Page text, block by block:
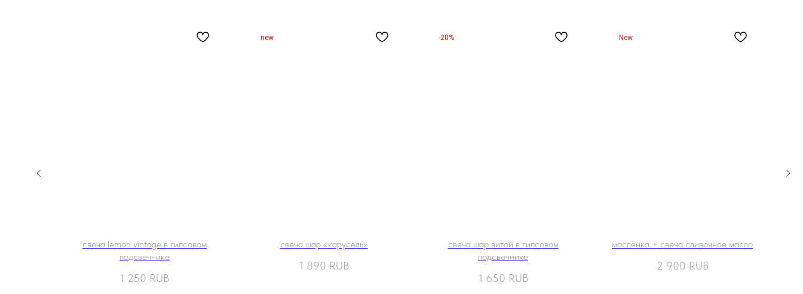
свеча lemon vintage в гипсовом
подсвечнике
1 250 RUB
new
свеча шар «карусель»
1 890 RUB
-20%
свеча шар витой в гипсовом
подсвечнике
1 650 RUB
New
маслёнка + свеча сливочное масло
2 900 RUB